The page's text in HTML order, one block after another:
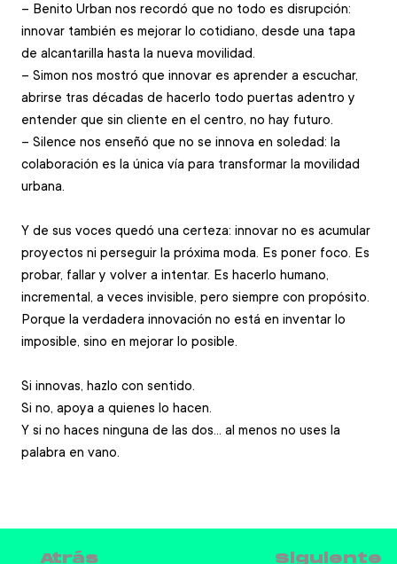
– Benito Urban nos recordó que no todo es disrupción:
innovar también es mejorar lo cotidiano, desde una tapa
de alcantarilla hasta la nueva movilidad.
– Simon nos mostró que innovar es aprender a escuchar,
abrirse tras décadas de hacerlo todo puertas adentro y
entender que sin cliente en el centro, no hay futuro.
– Silence nos enseñó que no se innova en soledad: la
colaboración es la única vía para transformar la movilidad
urbana.
Y de sus voces quedó una certeza: innovar no es acumular
proyectos ni perseguir la próxima moda. Es poner foco. Es
probar, fallar y volver a intentar. Es hacerlo humano,
incremental, a veces invisible, pero siempre con propósito.
Porque la verdadera innovación no está en inventar lo
imposible, sino en mejorar lo posible.
Si innovas, hazlo con sentido.
Si no, apoya a quienes lo hacen.
Y si no haces ninguna de las dos… al menos no uses la
palabra en vano.
Atrás Siguiente